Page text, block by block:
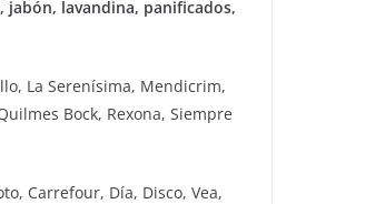
jabón, lavandina, panificados,
La Serenísima, Mendicrim,
Bock, Rexona, Siempre
Carrefour, Día, Disco, Vea,